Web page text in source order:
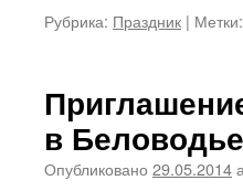
Рубрика: Праздник | Метки:
в
Опубликовано 29.05.2014